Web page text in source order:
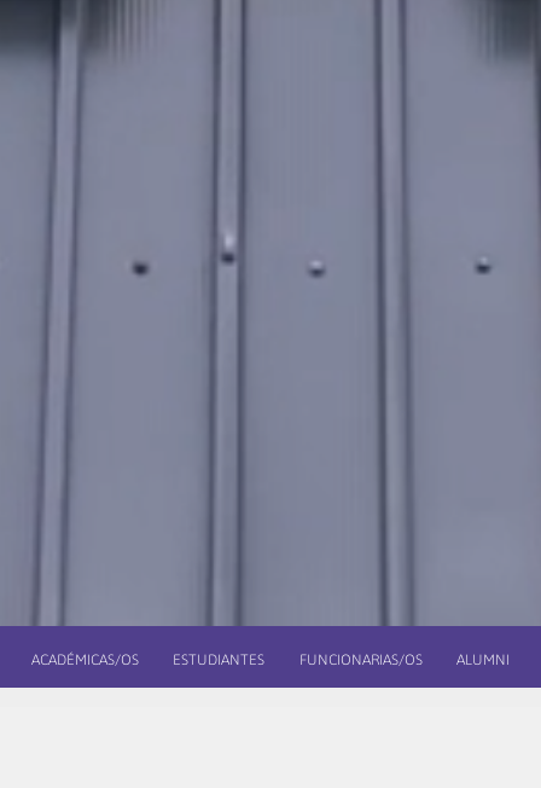
ACADÉMICAS/OS ESTUDIANTES FUNCIONARIAS/OS ALUMNI